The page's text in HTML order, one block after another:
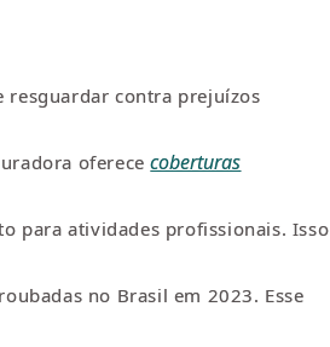
resguardar contra prejuízos
oferececoberturas
para atividades profissionais. Isso
no Brasil em 2023. Esse